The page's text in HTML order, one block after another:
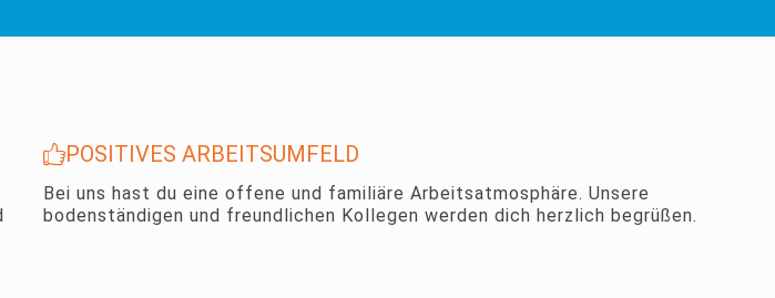
POSITIVES ARBEITSUMFELD
Bei uns hast du eine offene und familiäre Arbeitsatmosphäre. Unsere
bodenständigen und freundlichen Kollegen werden dich herzlich begrüßen.